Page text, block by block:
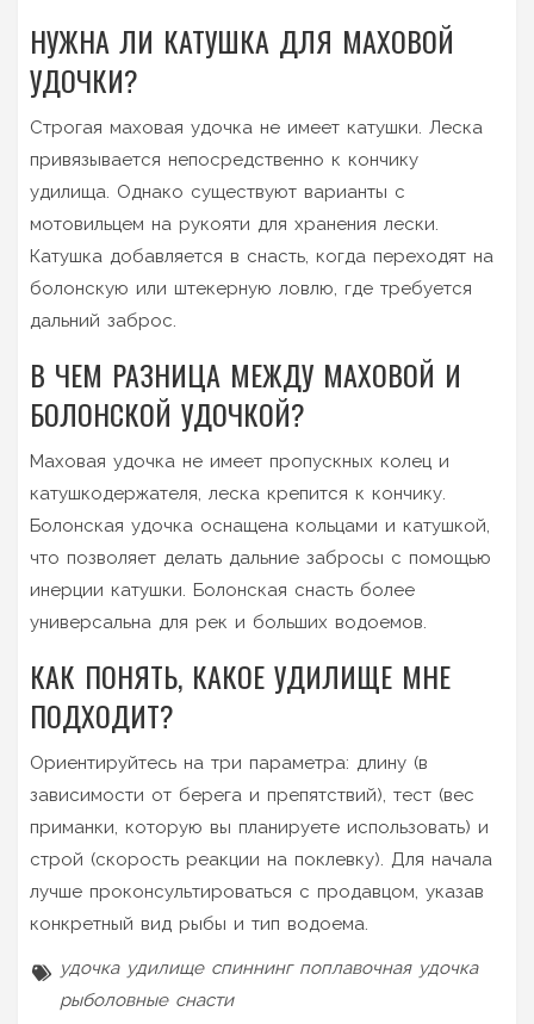
НУЖНА ЛИ КАТУШКА ДЛЯ МАХОВОЙ
УДОЧКИ?
Строгая маховая удочка не имеет катушки. Леска
привязывается непосредственно к кончику
удилища. Однако существуют варианты с
мотовильцем на рукояти для хранения лески.
Катушка добавляется в снасть, когда переходят на
болонскую или штекерную ловлю, где требуется
дальний заброс.
В ЧЕМ РАЗНИЦА МЕЖДУ МАХОВОЙ И
БОЛОНСКОЙ УДОЧКОЙ?
Маховая удочка не имеет пропускных колец и
катушкодержателя, леска крепится к кончику.
Болонская удочка оснащена кольцами и катушкой,
что позволяет делать дальние забросы с помощью
инерции катушки. Болонская снасть более
универсальна для рек и больших водоемов.
КАК ПОНЯТЬ, КАКОЕ УДИЛИЩЕ МНЕ
ПОДХОДИТ?
Ориентируйтесь на три параметра: длину (в
зависимости от берега и препятствий), тест (вес
приманки, которую вы планируете использовать) и
строй (скорость реакции на поклевку). Для начала
лучше проконсультироваться с продавцом, указав
конкретный вид рыбы и тип водоема.
удочка удилище спиннинг поплавочная удочка
рыболовные снасти